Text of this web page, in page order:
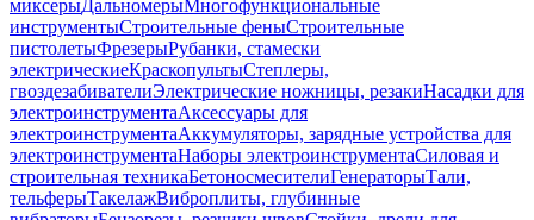
миксерыДальномерыМногофункциональные
инструментыСтроительные феныСтроительные
пистолетыФрезерыРубанки, стамески
электрическиеКраскопультыСтеплеры,
гвоздезабивателиЭлектрические ножницы, резакиНасадки для
электроинструментаАксессуары для
электроинструментаАккумуляторы, зарядные устройства для
электроинструментаНаборы электроинструментаСиловая и
строительная техникаБетоносмесителиГенераторыТали,
тельферыТакелажВиброплиты, глубинные